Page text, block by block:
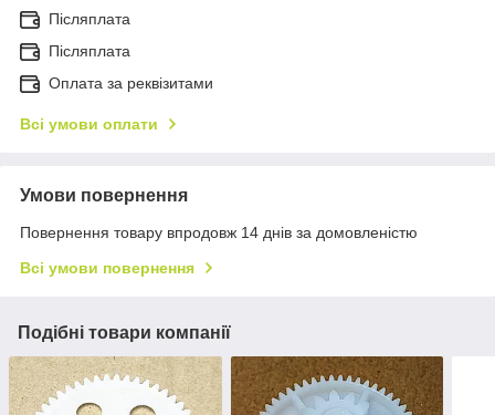
Післяплата
Пiсляплата
Оплата за реквізитами
Всі умови оплати
Умови повернення
Повернення товару впродовж 14 днів за домовленістю
Всі умови повернення
Подібні товари компанії